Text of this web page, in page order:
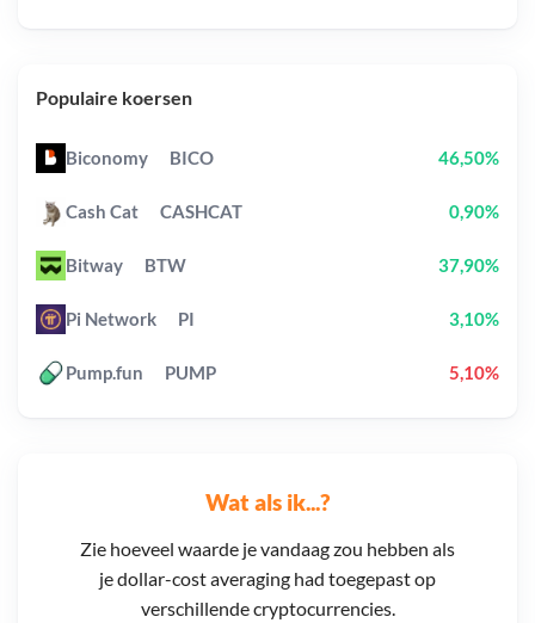
Wat als ik...?
Zie hoeveel waarde je vandaag zou hebben als
je dollar-cost averaging had toegepast op
verschillende cryptocurrencies.
Populaire koersen
Biconomy BICO 46,50%
Cash Cat CASHCAT 0,90%
Bitway BTW 37,90%
Pi Network PI 3,10%
Pump.fun PUMP 5,10%